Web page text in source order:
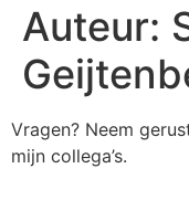
Auteur:
Vragen? Neem
mijn collega’s.